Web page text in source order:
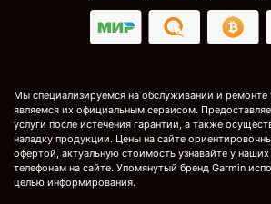
Мы специализируемся на обслуживании и ремонте
являемся их официальным сервисом.
услуги после истечения гарантии, а также
наладку продукции. Цены на сайте
офертой, актуальную стоимость узнавайте у
телефонам на сайте. Упомянутый бренд Garmin
целью информирования.